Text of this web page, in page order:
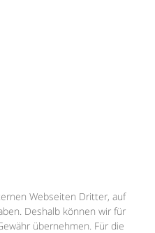
Webseiten Dritter, auf
Deshalb können wir für
übernehmen. Für die